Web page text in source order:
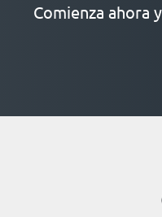
Comienza ahora